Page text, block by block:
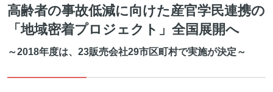
高齢者の事故低減に向けた産官学民連携の
「地域密着プロジェクト」全国展開へ
～2018年度は、23販売会社29市区町村で実施が決定～